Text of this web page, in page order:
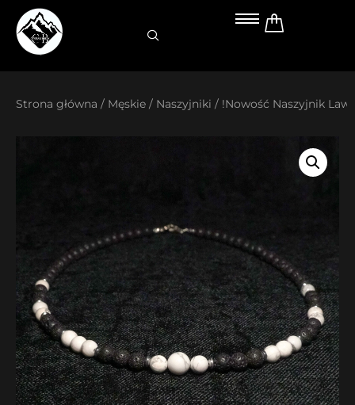
Przejdź
Strona główna / Męskie / Naszyjniki / !Nowość Naszyjnik